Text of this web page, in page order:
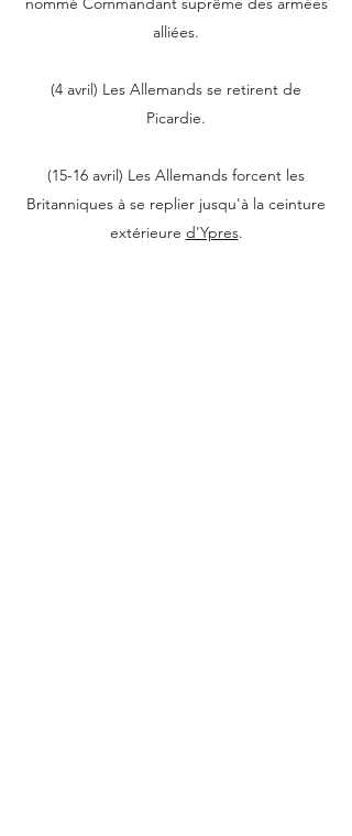
alliées.
(4 avril) Les Allemands se retirent de
Picardie.
(15-16 avril) Les Allemands forcent les
Britanniques à se replier jusqu'à la ceinture
extérieure d'Ypres.